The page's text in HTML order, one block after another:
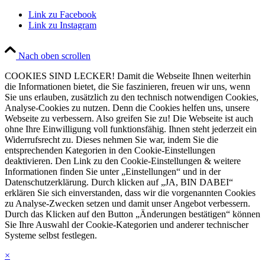
Link zu Facebook
Link zu Instagram
Nach oben scrollen
COOKIES SIND LECKER! Damit die Webseite Ihnen weiterhin
die Informationen bietet, die Sie faszinieren, freuen wir uns, wenn
Sie uns erlauben, zusätzlich zu den technisch notwendigen Cookies,
Analyse-Cookies zu nutzen. Denn die Cookies helfen uns, unsere
Webseite zu verbessern. Also greifen Sie zu! Die Webseite ist auch
ohne Ihre Einwilligung voll funktionsfähig. Ihnen steht jederzeit ein
Widerrufsrecht zu. Dieses nehmen Sie war, indem Sie die
entsprechenden Kategorien in den Cookie-Einstellungen
deaktivieren. Den Link zu den Cookie-Einstellungen & weitere
Informationen finden Sie unter „Einstellungen“ und in der
Datenschutzerklärung. Durch klicken auf „JA, BIN DABEI“
erklären Sie sich einverstanden, dass wir die vorgenannten Cookies
zu Analyse-Zwecken setzen und damit unser Angebot verbessern.
Durch das Klicken auf den Button „Änderungen bestätigen“ können
Sie Ihre Auswahl der Cookie-Kategorien und anderer technischer
Systeme selbst festlegen.
×